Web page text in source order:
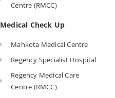
Centre (RMCC)
Medical Check Up
Mahkota Medical Centre
Regency Specialist Hospital
Regency Medical Care
Centre (RMCC)